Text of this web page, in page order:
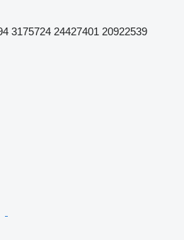
3175724 24427401 20922539